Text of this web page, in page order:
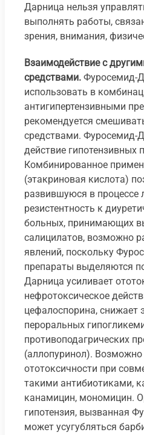
Дарница нельзя
выполнять работы,
зрения, внимания,
Взаимодействие с
средствами. Фуросемид-
использовать в
антигипертензивными
рекомендуется
средствами. Фуросемид-
действие гипотензивных
Комбинированное
(этакриновая кислота)
развившуюся в процессе
резистентность к
больных, принимающих
салицилатов, возможно
явлений, поскольку
препараты выделяются
Дарница усиливает
нефротоксическое
цефалоспорина, снижает
пероральных
противоподагрических
(аллопуринол). Возможно
ототоксичности при
такими антибиотиками,
канамицин, мономицин.
гипотензия, вызванная
может усугубляться